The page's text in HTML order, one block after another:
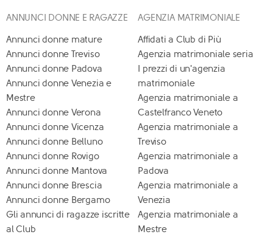
ANNUNCI DONNE E RAGAZZE
Annunci donne mature
Annunci donne Treviso
Annunci donne Padova
Annunci donne Venezia e
Mestre
Annunci donne Verona
Annunci donne Vicenza
Annunci donne Belluno
Annunci donne Rovigo
Annunci donne Mantova
Annunci donne Brescia
Annunci donne Bergamo
Gli annunci di ragazze iscritte
al Club
AGENZIA MATRIMONIALE
Affidati a Club di Più
Agenzia matrimoniale seria
I prezzi di un'agenzia
matrimoniale
Agenzia matrimoniale a
Castelfranco Veneto
Agenzia matrimoniale a
Treviso
Agenzia matrimoniale a
Padova
Agenzia matrimoniale a
Venezia
Agenzia matrimoniale a
Mestre